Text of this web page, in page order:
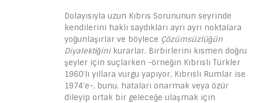
Dolayısıyla uzun Kıbrıs Sorununun seyrinde
kendilerini haklı saydıkları ayrı ayrı noktalara
yoğunlaşırlar ve böylece Çözümsüzlüğün
Diyalektiğinikurarlar. Birbirlerini kısmen doğru
şeyler için suçlarken -örneğin Kıbrıslı Türkler
1960’lı yıllara vurgu yapıyor, Kıbrıslı Rumlar ise
1974’e-, bunu, hataları onarmak veya özür
dileyip ortak bir geleceğe ulaşmak için